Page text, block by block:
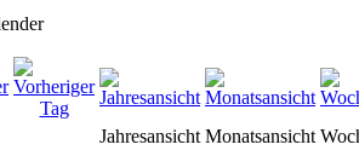
Jahresansicht Monatsansicht